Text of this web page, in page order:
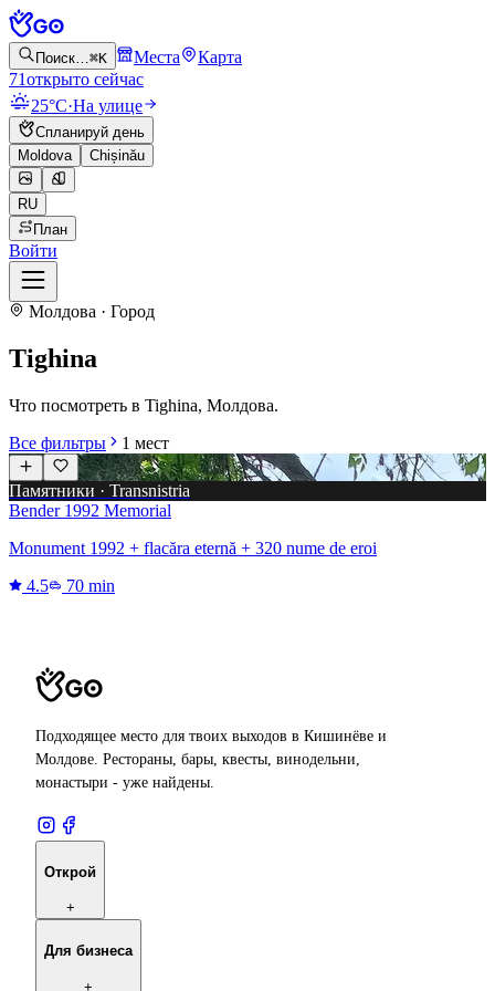
Поиск…⌘K Места
Карта
71открыто сейчас
25°C·На улице
Спланируй день
Moldova
Chișinău
RU
План
Войти
Молдова · Город
Tighina
Что посмотреть в Tighina, Молдова.
Все фильтры
1 мест
Памятники · Transnistria
Bender 1992 Memorial
Monument 1992 + flacăra eternă + 320 nume de eroi
4.5
70 min
Подходящее место для твоих выходов в Кишинёве и
Молдове. Рестораны, бары, квесты, винодельни,
монастыри - уже найдены.
Открой
+
Для бизнеса
+